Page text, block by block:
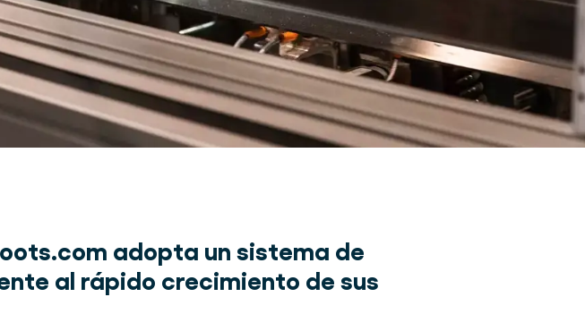
adopta un sistema de
al rápido crecimiento de sus